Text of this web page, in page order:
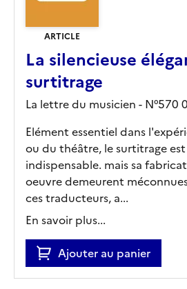
ARTICLE
La silencieuse
surtitrage
La lettre du musicien - N°570
Elément essentiel dans
ou du théâtre, le surtitrage
indispensable. mais sa
oeuvre demeurent
ces traducteurs, a...
En savoir plus...
Ajouter au panier